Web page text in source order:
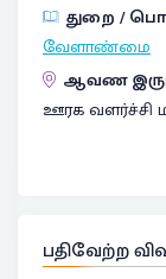
துறை /
வேளாண்மை
ஆவண
ஊரக வளர்ச்சி
பதிவேற்ற